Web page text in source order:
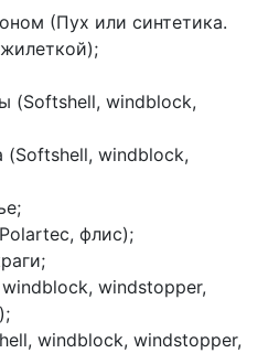
(Пух или синтетика.
(Softshell, windblock,
(Softshell, windblock,
флис);
windstopper,
windblock, windstopper,